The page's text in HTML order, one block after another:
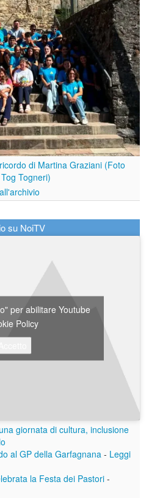
di Martina Graziani (Foto
Togneri)
su NoiTV
per abilitare Youtube
Policy
giornata di cultura, inclusione
al GP della Garfagnana - Leggi
la Festa dei Pastori -